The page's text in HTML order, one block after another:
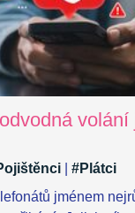
volání
#Plátci
jménem